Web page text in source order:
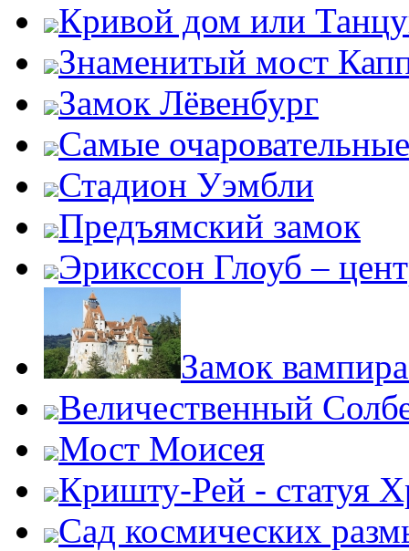
Кривой дом или
Знаменитый мост
Замок Лёвенбург
Самые
Стадион Уэмбли
Предъямский замок
Эрикссон Глоуб –
Замок
Величественный
Мост Моисея
Кришту-Рей - статуя
Сад космических